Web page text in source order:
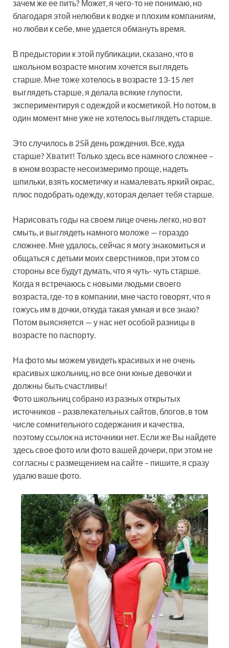
зачем же ее пить? Может, я чего-то не понимаю, но
благодаря этой нелюбви к водке и плохим компаниям,
но любви к себе, мне удается обмануть время.
В предыстории к этой публикации, сказано, что в
школьном возрасте многим хочется выглядеть
старше. Мне тоже хотелось в возрасте 13-15 лет
выглядеть старше, я делала всякие глупости,
экспериментируя с одеждой и косметикой. Но потом, в
один момент мне уже не хотелось выглядеть старше.
Это случилось в 25й день рождения. Все, куда
старше? Хватит! Только здесь все намного сложнее –
в юном возрасте несоизмеримо проще, надеть
шпильки, взять косметичку и намалевать яркий окрас,
плюс подобрать одежду, которая делает тебя старше.
Нарисовать годы на своем лице очень легко, но вот
смыть, и выглядеть намного моложе — гораздо
сложнее. Мне удалось, сейчас я могу знакомиться и
общаться с детьми моих сверстников, при этом со
стороны все будут думать, что я чуть- чуть старше.
Когда я встречаюсь с новыми людьми своего
возраста, где-то в компании, мне часто говорят, что я
гожусь им в дочки, откуда такая умная и все знаю?
Потом выясняется — у нас нет особой разницы в
возрасте по паспорту.
На фото мы можем увидеть красивых и не очень
красивых школьниц, но все они юные девочки и
должны быть счастливы!
Фото школьниц собрано из разных открытых
источников – развлекательных сайтов, блогов, в том
числе сомнительного содержания и качества,
поэтому ссылок на источники нет. Если же Вы найдете
здесь свое фото или фото вашей дочери, при этом не
согласны с размещением на сайте – пишите, я сразу
удалю ваше фото.